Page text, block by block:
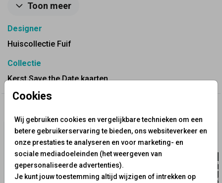
Cookies
Wij gebruiken cookies en vergelijkbare technieken om een
betere gebruikerservaring te bieden, ons websiteverkeer en
onze prestaties te analyseren en voor marketing- en
sociale mediadoeleinden (het weergeven van
gepersonaliseerde advertenties).
Je kunt jouw toestemming altijd wijzigen of intrekken op
Toon meer
Designer
Huiscollectie Fuif
Collectie
Kerst Save the Date kaarten